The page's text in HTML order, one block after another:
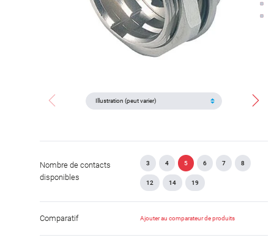
Nombre de contacts
disponibles
3 4 5 6 7 8
12 14 19
Comparatif Ajouter au comparateur de produits